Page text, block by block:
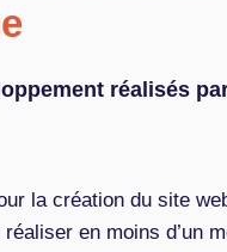
réalisés
la création du site
en moins d’un